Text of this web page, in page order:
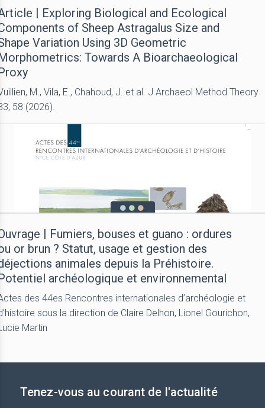
| Exploring Biological and Ecological
of Sheep Astragalus Size and
Variation Using 3D Geometric
Towards A Bioarchaeological
M., Vila, E., Chahoud, J. et al. J Archaeol Method Theory
58 (2026).
| Fumiers, bouses et guano : ordures
or brun ? Statut, usage et gestion des
animales depuis la Préhistoire.
archéologique et environnemental
des 44es Rencontres internationales d’archéologie et
sous la direction de Claire Delhon, Lionel Gourichon,
Martin
Tenez-vous au courant de l'actualité